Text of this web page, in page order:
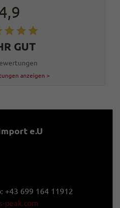
GUT
anzeigen >
e.U
+43 699 164 11912
peak.com